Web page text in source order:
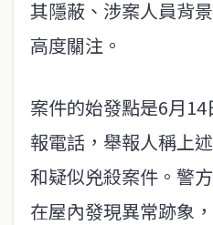
其隱蔽、涉案人員背
高度關注。
案件的始發點是6月
報電話，舉報人稱上
和疑似兇殺案件。警
在屋內發現異常跡象